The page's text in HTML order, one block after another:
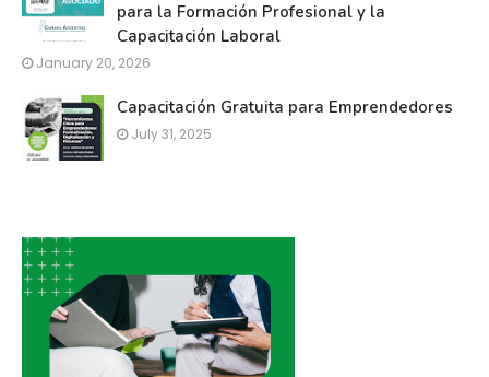
para la Formación Profesional y la
Capacitación Laboral
January 20, 2026
Capacitación Gratuita para Emprendedores
July 31, 2025